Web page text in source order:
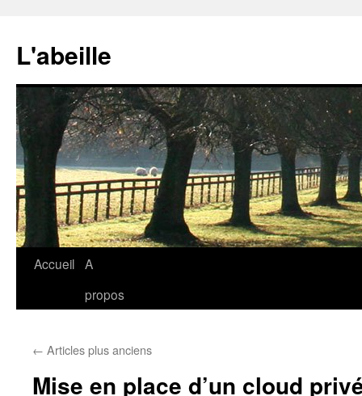
contenu
L'abeille
Accueil A
propos
← Articles plus anciens
Mise en place d’un cloud